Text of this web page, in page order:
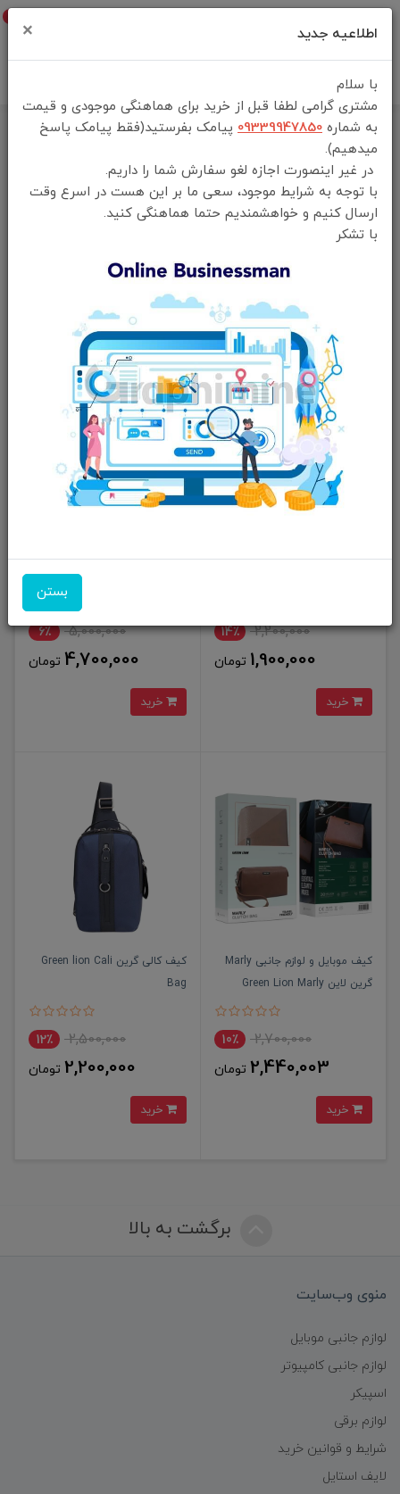
فقط محصولات موجود
محبوب‌ترین گران‌ترین ارزان‌ترین
2,200,000 14٪
1,900,000 تومان
Lion Olivar Travel Pouch
5,000,000 6٪
4,700,000 تومان
کیف موبایل و لوازم جانبی Marly
گرین لاین Green Lion Marly
2,700,000 10٪
2,440,003 تومان
کیف کالی گرین Green lion Cali
Bag
2,500,000 12٪
2,200,000 تومان
برگشت به بالا
منوی وب‌سایت
لوازم جانبی موبایل
لوازم جانبی کامپیوتر
اسپیکر
لوازم برقی
شرایط و قوانین خرید
لایف استایل
اطلاعیه جدید ×
با سلام
مشتری گرامی لطفا قبل از خرید برای هماهنگی موجودی و قیمت
به شماره 09339947850 پیامک بفرستید(فقط پیامک پاسخ
میدهیم).
در غیر اینصورت اجازه لغو سفارش شما را داریم.
با توجه به شرایط موجود، سعی ما بر این هست در اسرع وقت
ارسال کنیم و خواهشمندیم حتما هماهنگی کنید.
با تشکر
بستن